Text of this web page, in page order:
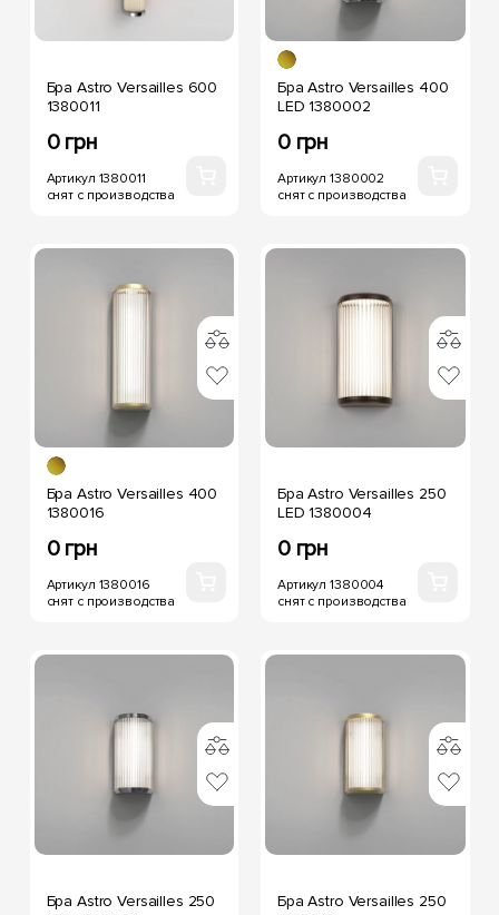
Бра Astro Versailles 600
1380011
0 грн
Артикул 1380011
снят с производства
Бра Astro Versailles 400
LED 1380002
0 грн
Артикул 1380002
снят с производства
Бра Astro Versailles 400
1380016
0 грн
Артикул 1380016
снят с производства
Бра Astro Versailles 250
LED 1380004
0 грн
Артикул 1380004
снят с производства
Бра Astro Versailles 250
Бра Astro Versailles 250